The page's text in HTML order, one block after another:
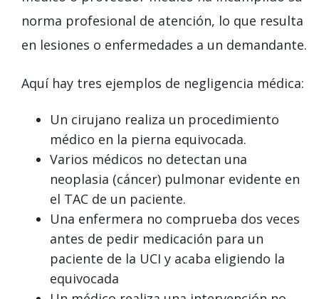
norma profesional de atención, lo que resulta
en lesiones o enfermedades a un demandante.
Aquí hay tres ejemplos de negligencia médica:
Un cirujano realiza un procedimiento
médico en la pierna equivocada.
Varios médicos no detectan una
neoplasia (cáncer) pulmonar evidente en
el TAC de un paciente.
Una enfermera no comprueba dos veces
antes de pedir medicación para un
paciente de la UCI y acaba eligiendo la
equivocada